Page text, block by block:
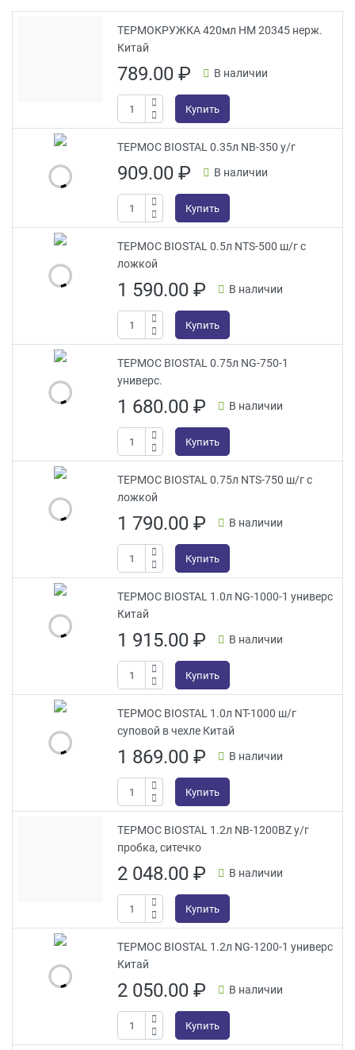
ТЕРМОКРУЖКА 420мл HM 20345 нерж.
Китай
789.00₽ В наличии
Купить
ТЕРМОС BIOSTAL 0.35л NB-350 у/г
909.00₽ В наличии
Купить
ТЕРМОС BIOSTAL 0.5л NTS-500 ш/г с
ложкой
1 590.00₽ В наличии
Купить
ТЕРМОС BIOSTAL 0.75л NG-750-1
универс.
1 680.00₽ В наличии
Купить
ТЕРМОС BIOSTAL 0.75л NTS-750 ш/г с
ложкой
1 790.00₽ В наличии
Купить
ТЕРМОС BIOSTAL 1.0л NG-1000-1 универс
Китай
1 915.00₽ В наличии
Купить
ТЕРМОС BIOSTAL 1.0л NT-1000 ш/г
суповой в чехле Китай
1 869.00₽ В наличии
Купить
ТЕРМОС BIOSTAL 1.2л NB-1200BZ у/г
пробка, ситечко
2 048.00₽ В наличии
Купить
ТЕРМОС BIOSTAL 1.2л NG-1200-1 универс
Китай
2 050.00₽ В наличии
Купить